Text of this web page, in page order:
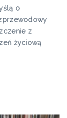
o
z
życiową